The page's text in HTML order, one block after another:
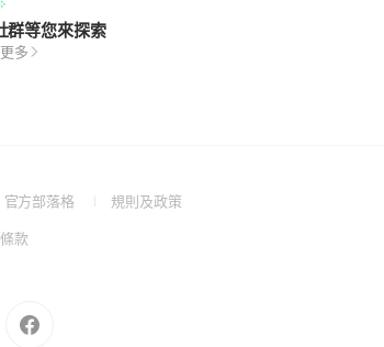
群等您來探索
多
官方部落格
(Open規則及政策(Open
款(Open
window)
Go
to